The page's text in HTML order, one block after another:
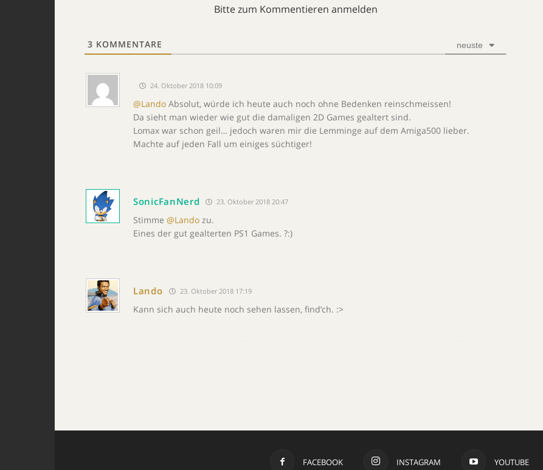
Bitte zum Kommentieren anmelden
3 KOMMENTARE neuste
24. Oktober 2018 10:09
@Lando Absolut, würde ich heute auch noch ohne Bedenken reinschmeissen!
Da sieht man wieder wie gut die damaligen 2D Games gealtert sind.
Lomax war schon geil… jedoch waren mir die Lemminge auf dem Amiga500 lieber.
Machte auf jeden Fall um einiges süchtiger!
SonicFanNerd 23. Oktober 2018 20:47
Stimme @Lando zu.
Eines der gut gealterten PS1 Games. ?:)
Lando 23. Oktober 2018 17:19
Kann sich auch heute noch sehen lassen, find’ch. :>
FACEBOOK INSTAGRAM YOUTUBE